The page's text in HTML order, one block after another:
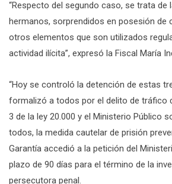
“Respecto del segundo caso, se trata de
hermanos, sorprendidos en posesión de
otros elementos que son utilizados
actividad ilícita”, expresó la Fiscal María
“Hoy se controló la detención de estas
formalizó a todos por el delito de tráfico
3 de la ley 20.000 y el Ministerio Público
todos, la medida cautelar de prisión
Garantía accedió a la petición del
plazo de 90 días para el término de la
persecutora penal.